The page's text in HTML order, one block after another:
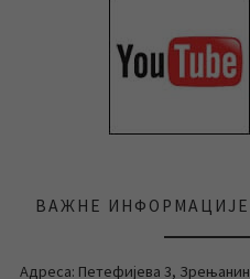
ВАЖНЕ ИНФОРМАЦИЈЕ
Адреса: Петефијева 3, Зрењанин